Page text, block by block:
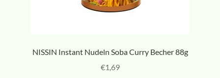
NISSIN Instant Nudeln Soba Curry Becher 88g
€1,69